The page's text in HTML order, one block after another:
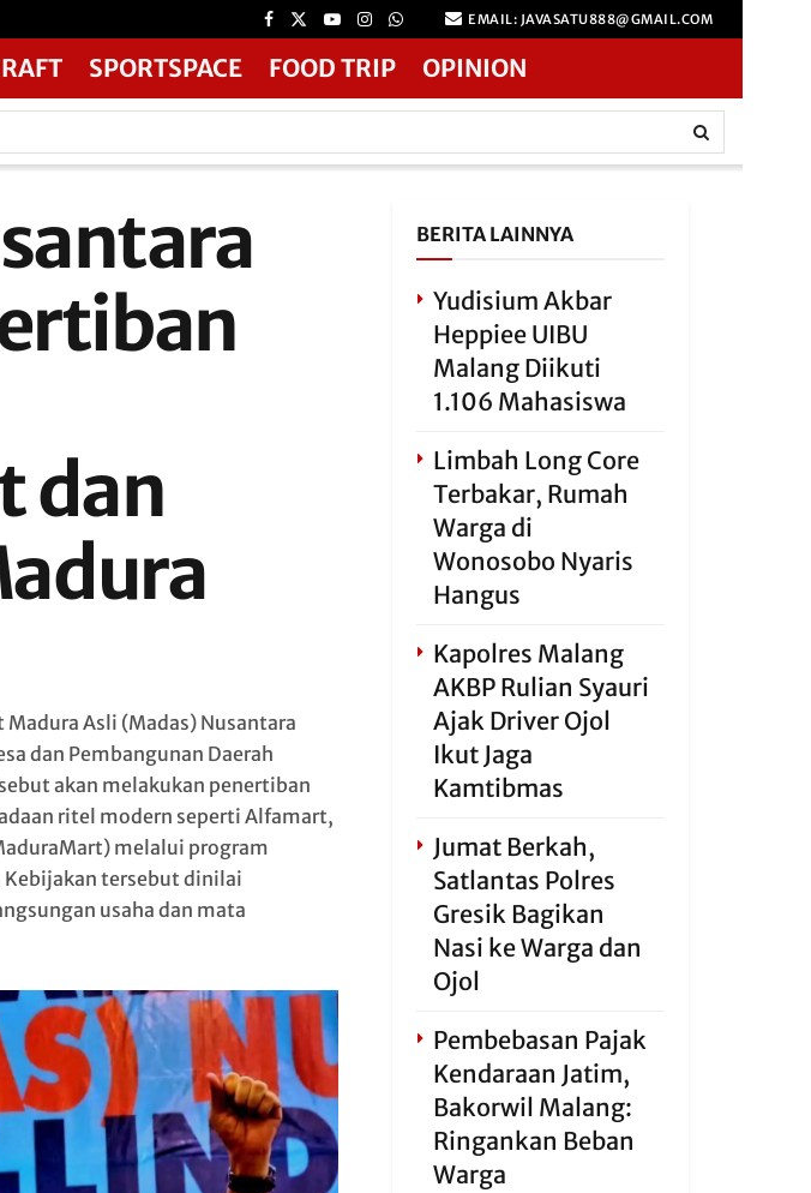
EMAIL: JAVASATU888@GMAIL.COM
SPORTSPACE FOOD TRIP OPINION
dan
Madura Asli (Madas) Nusantara
dan Pembangunan Daerah
akan melakukan penertiban
ritel modern seperti Alfamart,
melalui program
Kebijakan tersebut dinilai
usaha dan mata
BERITA LAINNYA
Yudisium Akbar
Heppiee UIBU
Malang Diikuti
1.106 Mahasiswa
Limbah Long Core
Terbakar, Rumah
Warga di
Wonosobo Nyaris
Hangus
Kapolres Malang
AKBP Rulian Syauri
Ajak Driver Ojol
Ikut Jaga
Kamtibmas
Jumat Berkah,
Satlantas Polres
Gresik Bagikan
Nasi ke Warga dan
Ojol
Pembebasan Pajak
Kendaraan Jatim,
Bakorwil Malang:
Ringankan Beban
Warga